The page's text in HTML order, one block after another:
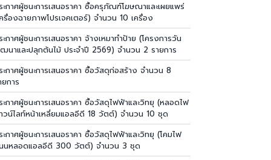
ะกาศผู้ชนะการเสนอราคา ซื้อครุภัณฑ์โฆษณาและเผยแพร่
รื่องฉายภาพโปรเจคเตอร์) จำนวน 10 เครื่อง
ะกาศผู้ชนะการเสนอราคา จ้างเหมาทำป้าย (โครงการวัน
นาและปลุกต้นไม้ ประจำปี 2569) จำนวน 2 รายการ
ะกาศผู้ชนะการเสนอราคา ซื้อวัสดุก่อสร้าง จำนวน 8
ยการ
ะกาศผู้ชนะการเสนอราคา ซื้อวัสดุไฟฟ้าและวิทยุ (หลอดไฟ
วน์ไลท์หน้าเหลี่ยมแอลอีดี 18 วัตต์) จำนวน 10 ชุด
ะกาศผู้ชนะการเสนอราคา ซื้อวัสดุไฟฟ้าและวิทยุ (โคมไฟ
นหลอดแอลอีดี 300 วัตต์) จำนวน 3 ชุด